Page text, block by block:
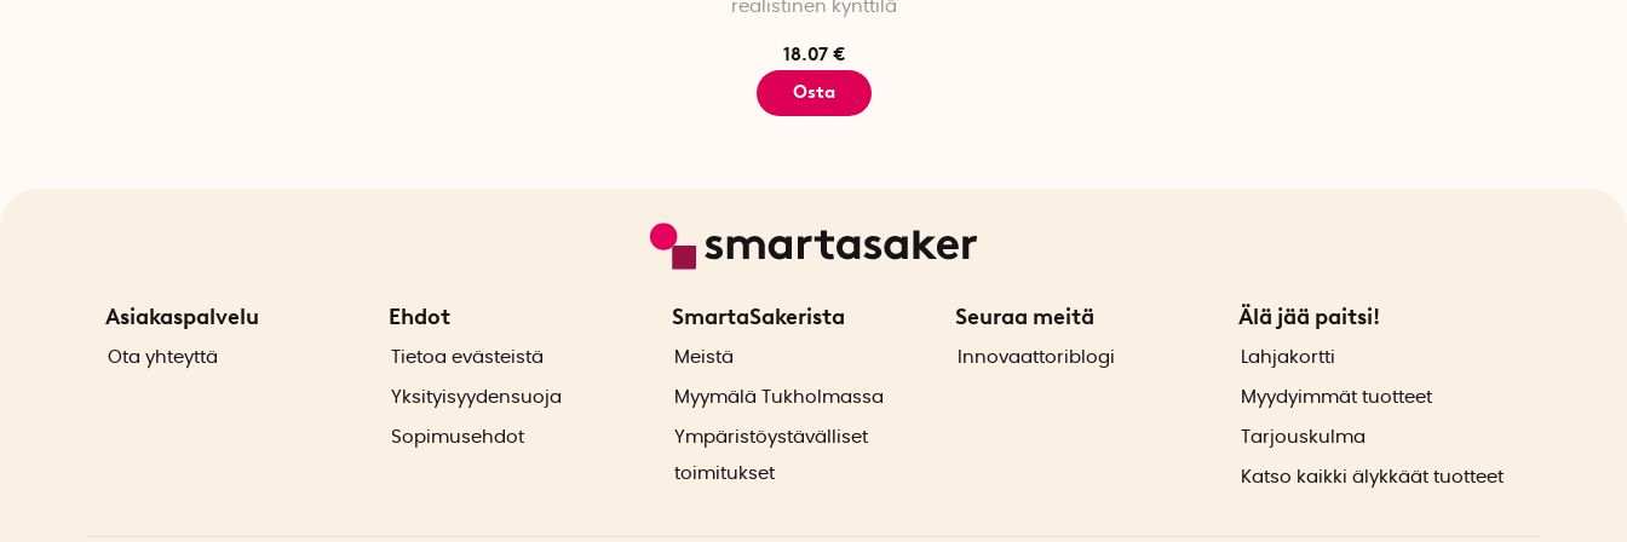
realistinen kynttilä
18.07 €
Osta
Asiakaspalvelu
Ota yhteyttä
Ehdot
Tietoa evästeistä
Yksityisyydensuoja
Sopimusehdot
SmartaSakerista
Meistä
Myymälä Tukholmassa
Ympäristöystävälliset
toimitukset
Seuraa meitä
Innovaattoriblogi
Älä jää paitsi!
Lahjakortti
Myydyimmät tuotteet
Tarjouskulma
Katso kaikki älykkäät tuotteet